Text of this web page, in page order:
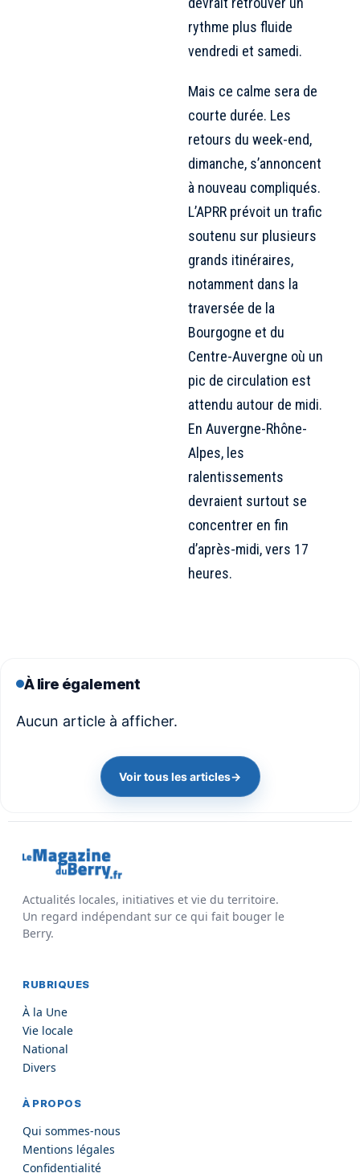
rythme plus fluide
vendredi et samedi.
Mais ce calme sera de
courte durée. Les
retours du week-end,
dimanche, s’annoncent
à nouveau compliqués.
L’APRR prévoit un trafic
soutenu sur plusieurs
grands itinéraires,
notamment dans la
traversée de la
Bourgogne et du
Centre-Auvergne où un
pic de circulation est
attendu autour de midi.
En Auvergne-Rhône-
Alpes, les
ralentissements
devraient surtout se
concentrer en fin
d’après-midi, vers 17
heures.
À lire également
Aucun article à afficher.
Voir tous les articles→
Actualités locales, initiatives et vie du territoire.
Un regard indépendant sur ce qui fait bouger le
Berry.
RUBRIQUES
À la Une
Vie locale
National
Divers
À PROPOS
Qui sommes-nous
Mentions légales
Confidentialité